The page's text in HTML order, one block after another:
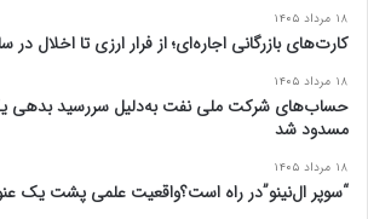
ب
ی
ع
ی
۱۸ مرداد ۱۴۰۵
کارت‌های بازرگانی اجاره‌ای؛ از فرار ارزی تا اخلال
۱۸ مرداد ۱۴۰۵
حساب‌های شرکت ملی نفت به‌دلیل سررسید بدهی یک
مسدود شد
۱۸ مرداد ۱۴۰۵
“سوپر ال‌نینو”در راه است؟واقعیت علمی پشت یک